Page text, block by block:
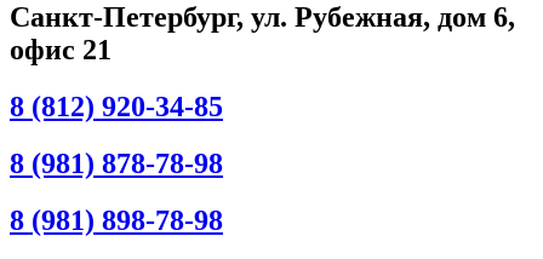
Санкт-Петербург, ул. Рубежная, дом 6,
офис 21
8 (812) 920-34-85
8 (981) 878-78-98
8 (981) 898-78-98